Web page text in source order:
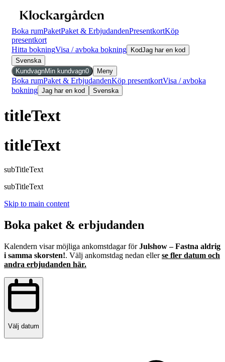
Boka rumPaketPaket & ErbjudandenPresentkortKöp
presentkort
Hitta bokningVisa / avboka bokning KodJag har en kod
Svenska
KundvagnMin kundvagn0 Meny
Boka rumPaket & ErbjudandenKöp presentkortVisa / avboka
bokning Jag har en kod Svenska
titleText
titleText
subTitleText
subTitleText
Skip to main content
Boka paket & erbjudanden
Kalendern visar möjliga ankomstdagar förJulshow – Fastna aldrig
i samma skorsten!. Välj ankomstdag nedan ellerse fler datum och
andra erbjudanden här.
Välj datum